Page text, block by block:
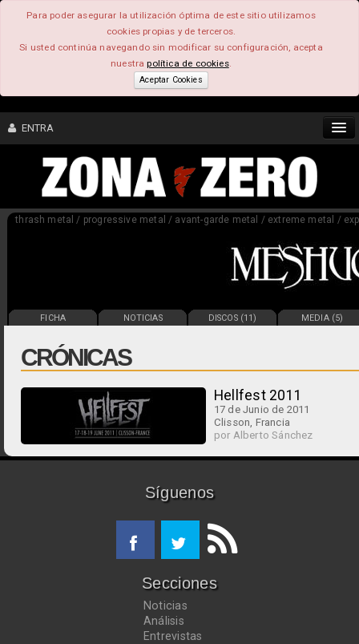
Para poder asegurar la utilización óptima de este sitio utilizamos
cookies propias y de terceros.
Si usted continúa navegando sin modificar su configuración, acepta
nuestrapolítica de cookies.
Aceptar Cookies
ENTRA
CONTENIDO
thrash metal / progressive metal / avant-garde metal / extreme metal /
FICHA NOTICIAS DISCOS (11) MEDIA (5)
CRÓNICAS
Hellfest 2011
17 de Junio de 2011
Clisson, Francia
por Alberto Sánchez
Síguenos
Secciones
Noticias
Análisis
Entrevistas